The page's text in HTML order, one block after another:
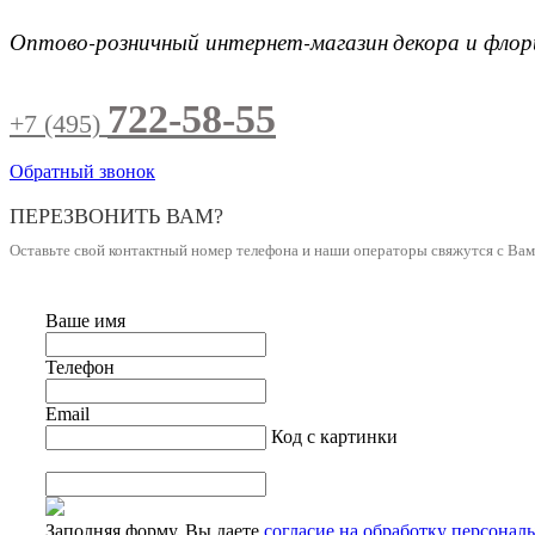
Оптово-розничный интернет-магазиндекора и
+7 (495) 722-58-55
Обратный звонок
ПЕРЕЗВОНИТЬ ВАМ?
Оставьте свой контактный номер телефона и наши операторы свяжутся с
Ваше имя
Телефон
Email
Код с картинки
Заполняя форму, Вы даете согласие на обработку